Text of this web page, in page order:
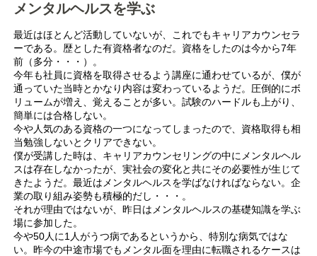
メンタルヘルスを学ぶ
最近はほとんど活動していないが、これでもキャリアカウンセラ
ーである。歴とした有資格者なのだ。資格をしたのは今から7年
前（多分・・・）。
今年も社員に資格を取得させるよう講座に通わせているが、僕が
通っていた当時とかなり内容は変わっているようだ。圧倒的にボ
リュームが増え、覚えることが多い。試験のハードルも上がり、
簡単には合格しない。
今や人気のある資格の一つになってしまったので、資格取得も相
当勉強しないとクリアできない。
僕が受講した時は、キャリアカウンセリングの中にメンタルヘル
スは存在しなかったが、実社会の変化と共にその必要性が生じて
きたようだ。最近はメンタルヘルスを学ばなければならない。企
業の取り組み姿勢も積極的だし・・・。
それが理由ではないが、昨日はメンタルヘルスの基礎知識を学ぶ
場に参加した。
今や50人に1人がうつ病であるというから、特別な病気ではな
い。昨今の中途市場でもメンタル面を理由に転職されるケースは